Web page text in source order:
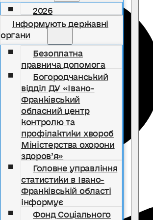
2026
Інформують державні
органи
Безоплатна
правнича допомога
Богородчанський
відділ ДУ «Івано-
Франківський
обласний центр
контролю та
профілактики хвороб
Міністерства охорони
здоров’я»
Головне управління
статистики в Івано-
Франківській області
інформує
Фонд Соціального